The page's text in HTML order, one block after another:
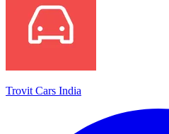
Trovit Cars India